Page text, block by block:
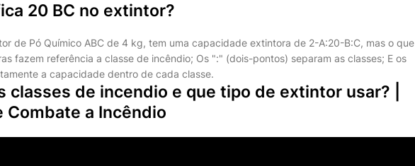
20 BC no extintor?
de Pó Químico ABC de 4 kg, tem uma capacidade extintora de 2-A:20-B:C, mas o que
fazem referência a classe de incêndio; Os ":" (dois-pontos) separam as classes; E os
a capacidade dentro de cada classe.
classes de incendio e que tipo de extintor usar? |
Combate a Incêndio